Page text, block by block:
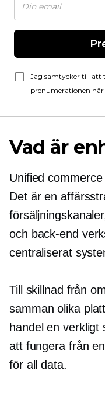
Jag samtycker till att
prenumerationen när
Vad är
Unified
Det är en
och back-end
centraliserat
Till skillnad från
samman olika
handel en verkligt
att fungera från
för all data.